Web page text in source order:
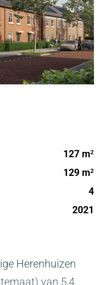
127 m2
129 m2
4
2021
Herenhuizen
van 5,4